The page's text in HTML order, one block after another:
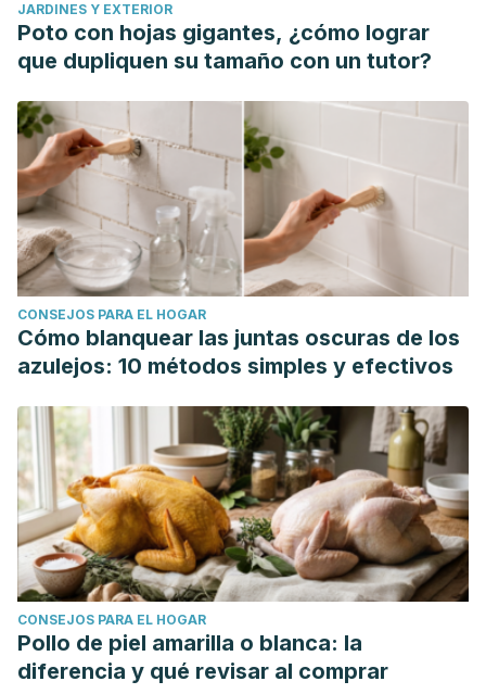
JARDINES Y EXTERIOR
Poto con hojas gigantes, ¿cómo lograr
que dupliquen su tamaño con un tutor?
CONSEJOS PARA EL HOGAR
Cómo blanquear las juntas oscuras de los
azulejos: 10 métodos simples y efectivos
CONSEJOS PARA EL HOGAR
Pollo de piel amarilla o blanca: la
diferencia y qué revisar al comprar